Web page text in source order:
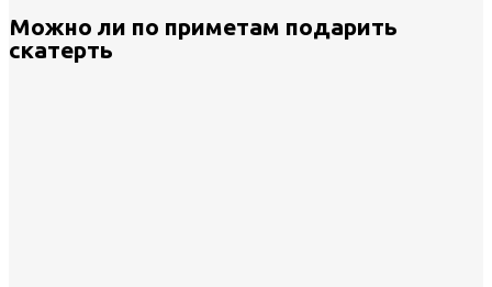
Можно ли по приметам подарить
скатерть